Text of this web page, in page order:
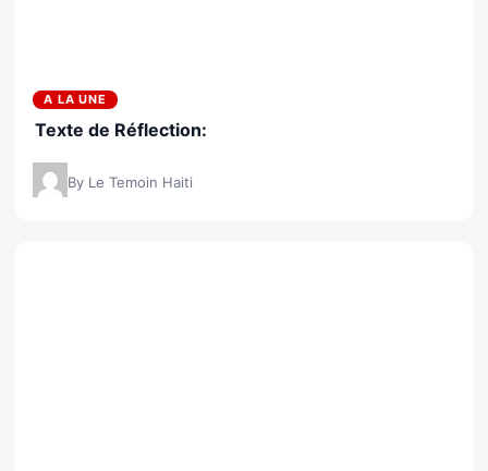
A LA UNE
Texte de Réflection:
By Le Temoin Haiti